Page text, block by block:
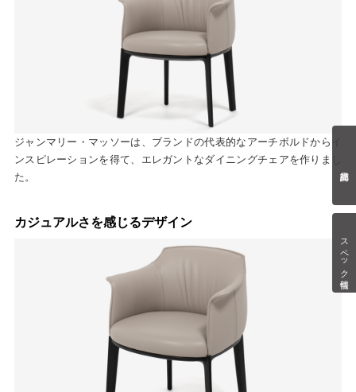
スペック情報
ジャンマリー・マッソーは、ブランドの代表的なアーチボルドからイ
ンスピレーションを得て、エレガントなダイニングチェアを作りまし
た。
カジュアルさを感じるデザイン